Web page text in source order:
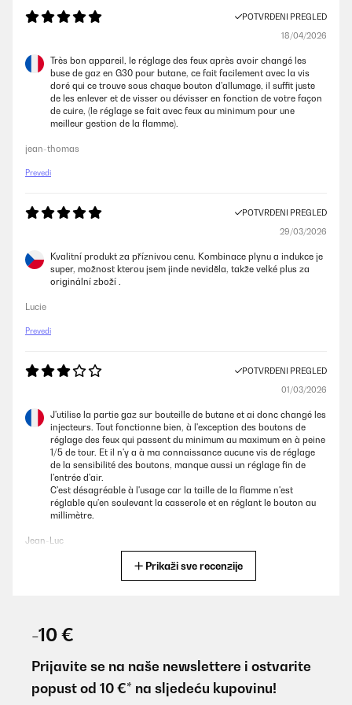
POTVRĐENI PREGLED
18/04/2026
Très bon appareil, le réglage des feux après avoir changé les
buse de gaz en G30 pour butane, ce fait facilement avec la vis
doré qui ce trouve sous chaque bouton d'allumage, il suffit juste
de les enlever et de visser ou dévisser en fonction de votre façon
de cuire, (le réglage se fait avec feux au minimum pour une
meilleur gestion de la flamme).
jean-thomas
Prevedi
POTVRĐENI PREGLED
29/03/2026
Kvalitní produkt za příznivou cenu. Kombinace plynu a indukce je
super, možnost kterou jsem jinde neviděla, takže velké plus za
originální zboží .
Lucie
Prevedi
POTVRĐENI PREGLED
01/03/2026
J'utilise la partie gaz sur bouteille de butane et ai donc changé les
injecteurs. Tout fonctionne bien, à l'exception des boutons de
réglage des feux qui passent du minimum au maximum en à peine
1/5 de tour. Et il n'y a à ma connaissance aucune vis de réglage
de la sensibilité des boutons, manque aussi un réglage fin de
l'entrée d'air.
C'est désagréable à l'usage car la taille de la flamme n'est
réglable qu'en soulevant la casserole et en réglant le bouton au
millimètre.
Jean-Luc
impossible de donner un avis. Ce que je ne manquerai pas de
faire quand je l'aurai utilisé .
Utilisateur d'Amazon
Prikaži sve recenzije
-10 €
Prijavite se na naše newslettere i ostvarite
popust od 10 €* na sljedeću kupovinu!